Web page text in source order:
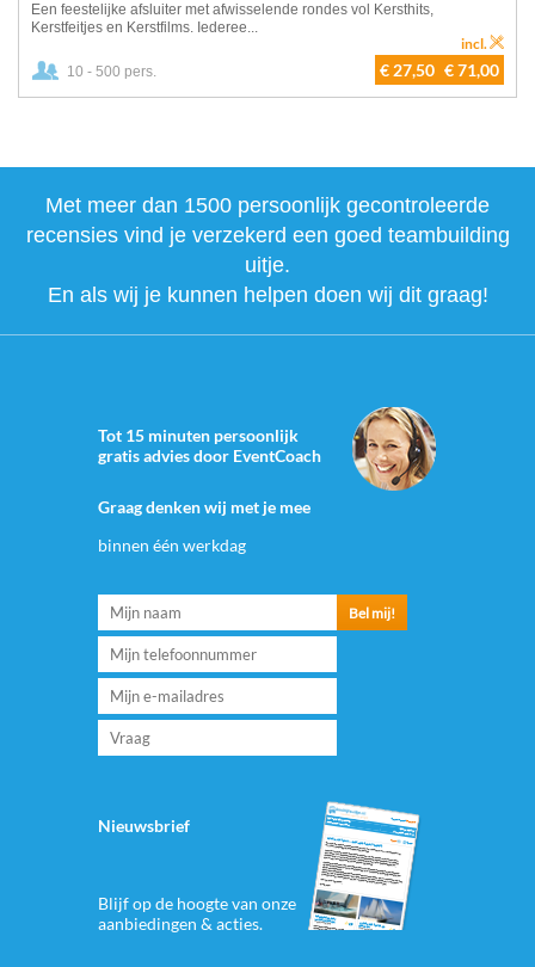
Een feestelijke afsluiter met afwisselende rondes vol Kersthits,
Kerstfeitjes en Kerstfilms. Iederee...
10 - 500 pers. € 27,50 € 71,00
incl.
Met meer dan 1500 persoonlijk gecontroleerde
recensies vind je verzekerd een goed teambuilding
uitje.
En als wij je kunnen helpen doen wij dit graag!
Tot 15 minuten persoonlijk
gratis advies door EventCoach
Graag denken wij met je mee
binnen één werkdag
Nieuwsbrief
Blijf op de hoogte van onze
aanbiedingen & acties.